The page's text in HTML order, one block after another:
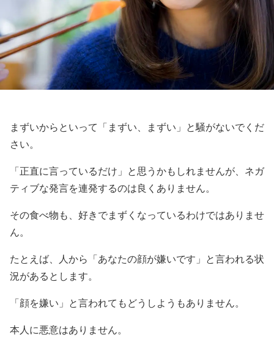
まずいからといって「まずい、まずい」と騒がないでくだ
さい。
「正直に言っているだけ」と思うかもしれませんが、ネガ
ティブな発言を連発するのは良くありません。
その食べ物も、好きでまずくなっているわけではありませ
ん。
たとえば、人から「あなたの顔が嫌いです」と言われる状
況があるとします。
「顔を嫌い」と言われてもどうしようもありません。
本人に悪意はありません。